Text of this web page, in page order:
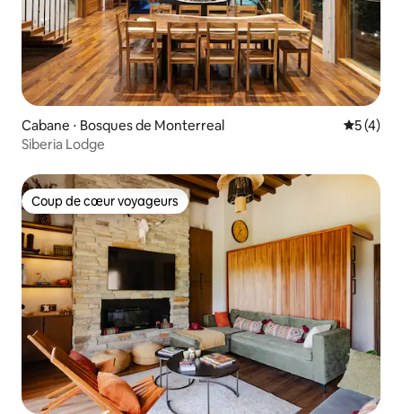
Cabane ⋅ Bosques de Monterreal
5 (4)
Siberia Lodge
Coup de cœur voyageurs
Coup de cœur voyageurs